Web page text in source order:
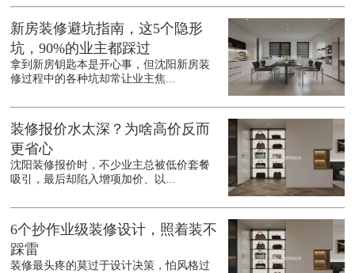
新房装修避坑指南，这5个隐形
坑，90%的业主都踩过
拿到新房钥匙本是开心事，但沈阳新房装
修过程中的各种坑却常让业主焦...
装修报价水太深？为啥高价反而
更省心
沈阳装修报价时，不少业主总被低价套餐
吸引，最后却陷入增项加价、以...
6个抄作业级装修设计，照着装不
踩雷
装修最头疼的莫过于设计决策，怕风格过